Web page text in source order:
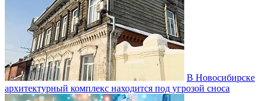
В Новосибирске
архитектурный комплекс находится под угрозой сноса